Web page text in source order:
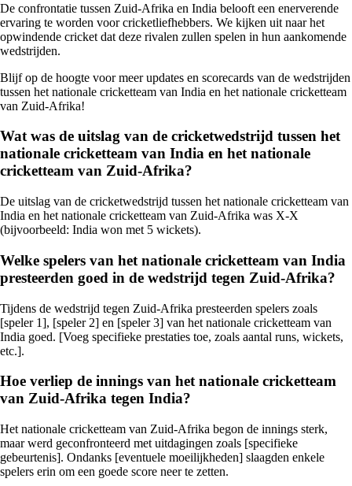
De confrontatie tussen Zuid-Afrika en India belooft een enerverende
ervaring te worden voor cricketliefhebbers. We kijken uit naar het
opwindende cricket dat deze rivalen zullen spelen in hun aankomende
wedstrijden.
Blijf op de hoogte voor meer updates en scorecards van de wedstrijden
tussen het nationale cricketteam van India en het nationale cricketteam
van Zuid-Afrika!
Wat was de uitslag van de cricketwedstrijd tussen het
nationale cricketteam van India en het nationale
cricketteam van Zuid-Afrika?
De uitslag van de cricketwedstrijd tussen het nationale cricketteam van
India en het nationale cricketteam van Zuid-Afrika was X-X
(bijvoorbeeld: India won met 5 wickets).
Welke spelers van het nationale cricketteam van India
presteerden goed in de wedstrijd tegen Zuid-Afrika?
Tijdens de wedstrijd tegen Zuid-Afrika presteerden spelers zoals
[speler 1], [speler 2] en [speler 3] van het nationale cricketteam van
India goed. [Voeg specifieke prestaties toe, zoals aantal runs, wickets,
etc.].
Hoe verliep de innings van het nationale cricketteam
van Zuid-Afrika tegen India?
Het nationale cricketteam van Zuid-Afrika begon de innings sterk,
maar werd geconfronteerd met uitdagingen zoals [specifieke
gebeurtenis]. Ondanks [eventuele moeilijkheden] slaagden enkele
spelers erin om een goede score neer te zetten.